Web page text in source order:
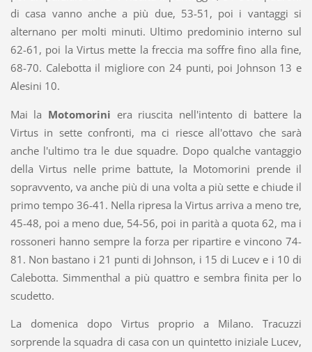
di casa vanno anche a più due, 53-51, poi i vantaggi si
alternano per molti minuti. Ultimo predominio interno sul
62-61, poi la Virtus mette la freccia ma soffre fino alla fine,
68-70. Calebotta il migliore con 24 punti, poi Johnson 13 e
Alesini 10.
Mai la Motomorini era riuscita nell'intento di battere la
Virtus in sette confronti, ma ci riesce all'ottavo che sarà
anche l'ultimo tra le due squadre. Dopo qualche vantaggio
della Virtus nelle prime battute, la Motomorini prende il
sopravvento, va anche più di una volta a più sette e chiude il
primo tempo 36-41. Nella ripresa la Virtus arriva a meno tre,
45-48, poi a meno due, 54-56, poi in parità a quota 62, ma i
rossoneri hanno sempre la forza per ripartire e vincono 74-
81. Non bastano i 21 punti di Johnson, i 15 di Lucev e i 10 di
Calebotta. Simmenthal a più quattro e sembra finita per lo
scudetto.
La domenica dopo Virtus proprio a Milano. Tracuzzi
sorprende la squadra di casa con un quintetto iniziale Lucev,